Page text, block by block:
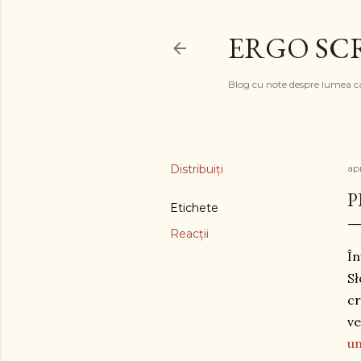
ERGO
Blog cu note despre lumea
Distribuiți
Etichete
Reacții